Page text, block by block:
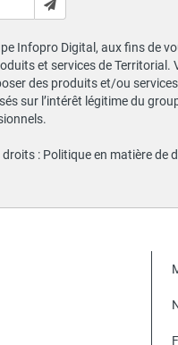
Infopro Digital, aux fins de
et services de Territorial.
des produits et/ou
sur l’intérêt légitime du
droits : Politique en matière de